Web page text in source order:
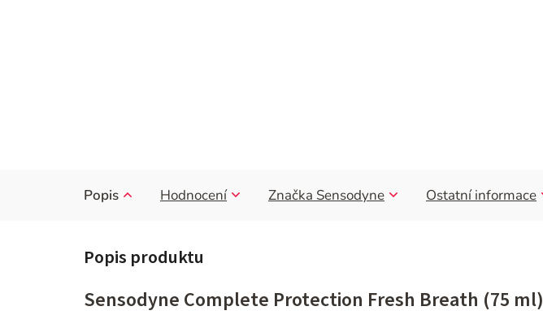
Popis Hodnocení Značka Sensodyne Ostatní informace
Sensodyne Complete Protection Fresh Breath (75 ml)